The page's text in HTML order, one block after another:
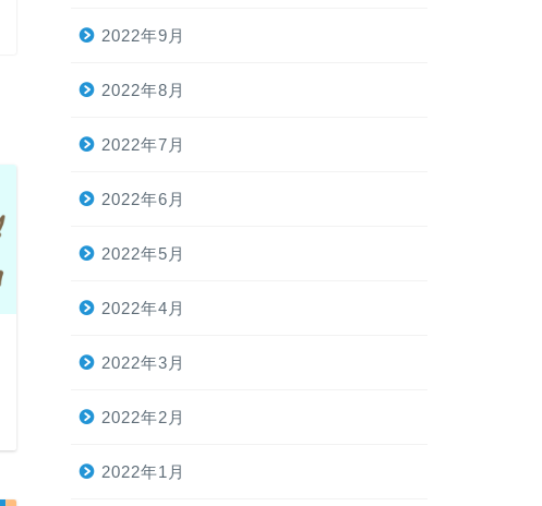
2022年9月
2022年8月
2022年7月
2022年6月
2022年5月
2022年4月
2022年3月
2022年2月
2022年1月